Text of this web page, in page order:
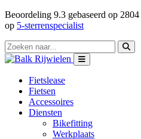
Beoordeling 9.3 gebaseerd op 2804
op 5-sterrenspecialist
Fietslease
Fietsen
Accessoires
Diensten
Bikefitting
Werkplaats